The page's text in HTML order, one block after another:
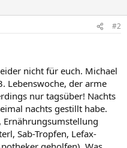
#2
nicht für euch. Michael
Lebenswoche, der arme
nur tagsüber! Nachts
nachts gestillt habe.
Sab-Tropfen, Lefax-